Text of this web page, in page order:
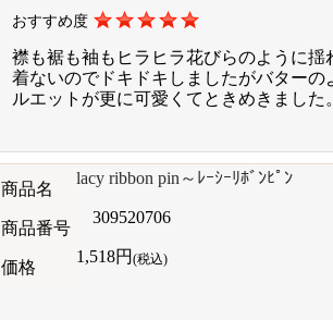
おすすめ度
襟も裾も袖もヒラヒラ花びらのように
着ないのでドキドキしましたがバター
ルエットが更に可愛くてときめきました。
商品名
lacy ribbon pin～ﾚｰｼｰﾘﾎﾞﾝﾋﾟﾝ
商品番号
309520706
価格
1,518円 (税込)